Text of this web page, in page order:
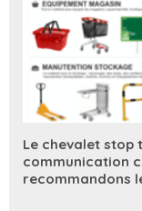
Le chevalet stop
communication
recommandons